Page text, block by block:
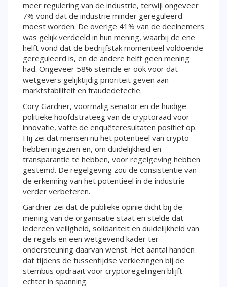
meer regulering van de industrie, terwijl ongeveer
7% vond dat de industrie minder gereguleerd
moest worden. De overige 41% van de deelnemers
was gelijk verdeeld in hun mening, waarbij de ene
helft vond dat de bedrijfstak momenteel voldoende
gereguleerd is, en de andere helft geen mening
had. Ongeveer 58% stemde er ook voor dat
wetgevers gelijktijdig prioriteit geven aan
marktstabiliteit en fraudedetectie.
Cory Gardner, voormalig senator en de huidige
politieke hoofdstrateeg van de cryptoraad voor
innovatie, vatte de enquêteresultaten positief op.
Hij zei dat mensen nu het potentieel van crypto
hebben ingezien en, om duidelijkheid en
transparantie te hebben, voor regelgeving hebben
gestemd. De regelgeving zou de consistentie van
de erkenning van het potentieel in de industrie
verder verbeteren.
Gardner zei dat de publieke opinie dicht bij de
mening van de organisatie staat en stelde dat
iedereen veiligheid, solidariteit en duidelijkheid van
de regels en een wetgevend kader ter
ondersteuning daarvan wenst. Het aantal handen
dat tijdens de tussentijdse verkiezingen bij de
stembus opdraait voor cryptoregelingen blijft
echter in spanning.